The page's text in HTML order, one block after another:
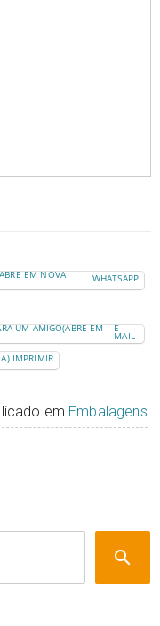
EM NOVA WHATSAPP
UM AMIGO(ABRE EM E-
MAIL
IMPRIMIR
em Embalagens
search